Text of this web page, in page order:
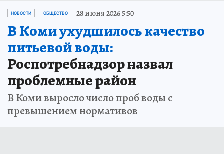
НОВОСТИ ОБЩЕСТВО 28 июня 2026 5:50
В Коми ухудшилось качество
питьевой воды:
Роспотребнадзор назвал
проблемные район
В Коми выросло число проб воды с
превышением нормативов